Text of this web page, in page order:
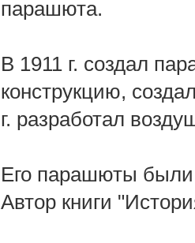
парашюта.
В 1911 г. создал
конструкцию,
г. разработал
Его парашюты были
Автор книги